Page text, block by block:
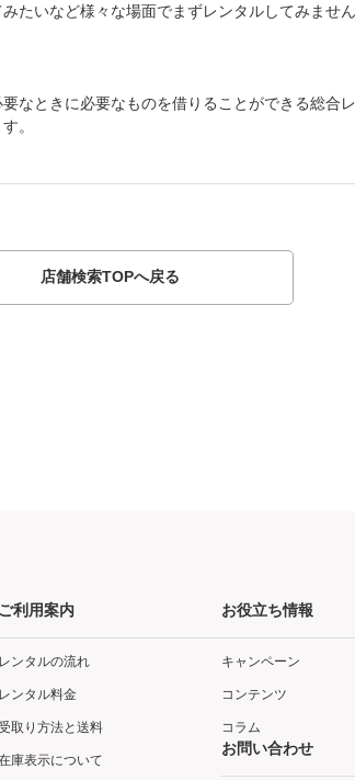
たいなど様々な場面でまずレンタルしてみませ
なときに必要なものを借りることができる総合レ
。
店舗検索TOPへ戻る
ご利用案内
レンタルの流れ
レンタル料金
取り方法と送料
庫表示について
お役立ち情報
キャンペーン
コンテンツ
コラム
お問い合わせ